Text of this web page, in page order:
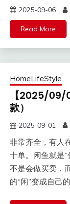
2025-09-06
Read More
HomeLifeStyle
【2025/09/
款）
2025-09-01
非常齐全，有人
十单。闲鱼就是“
不是会做买卖，
的“闲”变成自己